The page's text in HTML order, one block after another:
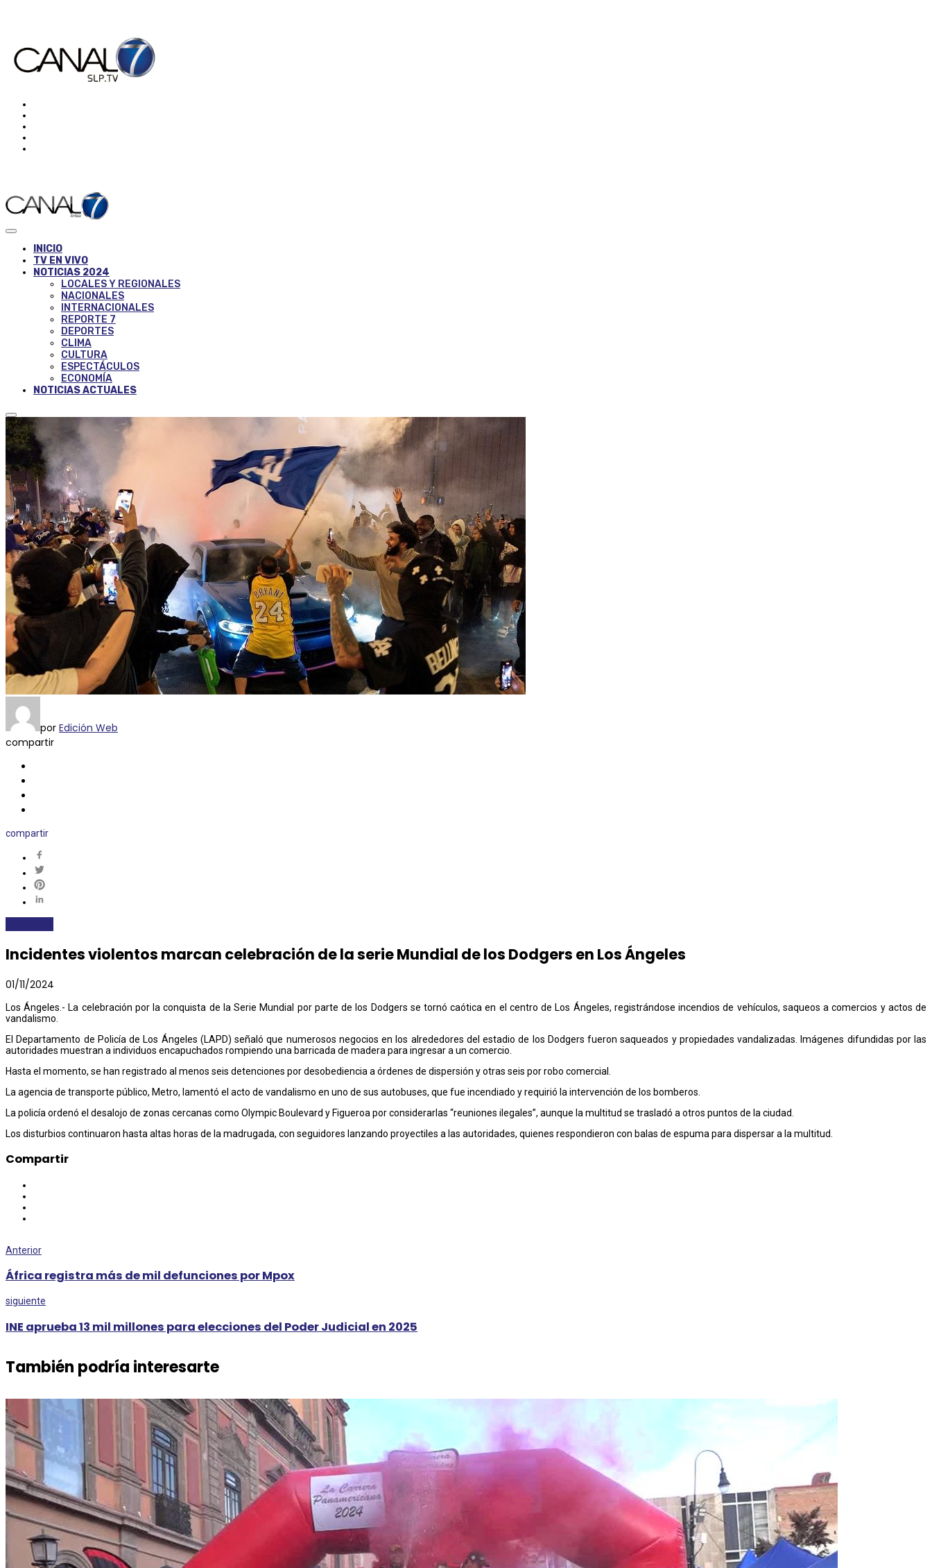
INICIO
TV EN VIVO
NOTICIAS 2024
LOCALES Y REGIONALES
NACIONALES
INTERNACIONALES
REPORTE 7
DEPORTES
CLIMA
CULTURA
ESPECTÁCULOS
ECONOMÍA
NOTICIAS ACTUALES
por Edición Web
compartir
compartir
Incidentes violentos marcan celebración de la serie Mundial de los Dodgers en Los Ángeles
01/11/2024
Los Ángeles.- La celebración por la conquista de la Serie Mundial por parte de los Dodgers se tornó caótica en el centro de Los Ángeles, registrándose incendios de vehículos, saqueos a comercios y actos de
vandalismo.
El Departamento de Policía de Los Ángeles (LAPD) señaló que numerosos negocios en los alrededores del estadio de los Dodgers fueron saqueados y propiedades vandalizadas. Imágenes difundidas por las
autoridades muestran a individuos encapuchados rompiendo una barricada de madera para ingresar a un comercio.
Hasta el momento, se han registrado al menos seis detenciones por desobediencia a órdenes de dispersión y otras seis por robo comercial.
La agencia de transporte público, Metro, lamentó el acto de vandalismo en uno de sus autobuses, que fue incendiado y requirió la intervención de los bomberos.
La policía ordenó el desalojo de zonas cercanas como Olympic Boulevard y Figueroa por considerarlas “reuniones ilegales”, aunque la multitud se trasladó a otros puntos de la ciudad.
Los disturbios continuaron hasta altas horas de la madrugada, con seguidores lanzando proyectiles a las autoridades, quienes respondieron con balas de espuma para dispersar a la multitud.
Compartir
Anterior
África registra más de mil defunciones por Mpox
siguiente
INE aprueba 13 mil millones para elecciones del Poder Judicial en 2025
También podría interesarte